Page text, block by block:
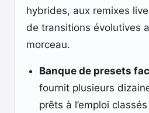
hybrides, aux remixes
de transitions évolutives
morceau.
Banque de presets
fournit plusieurs
prêts à l’emploi